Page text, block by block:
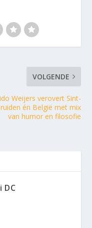
VOLGENDE
Weijers verovert Sint-
én België met mix
van humor en filosofie
DC